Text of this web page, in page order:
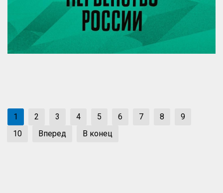
1 2 3 4 5 6 7 8
9
10
Вперед В конец